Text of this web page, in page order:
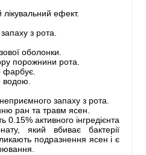
ефект.
з рота.
оболонки.
порожнини рота.
фарбує.
водою.
запаху з рота.
ран та травм ясен.
0.15% активного інгредієнта
який вбиває бактерії
подразнення ясен і є